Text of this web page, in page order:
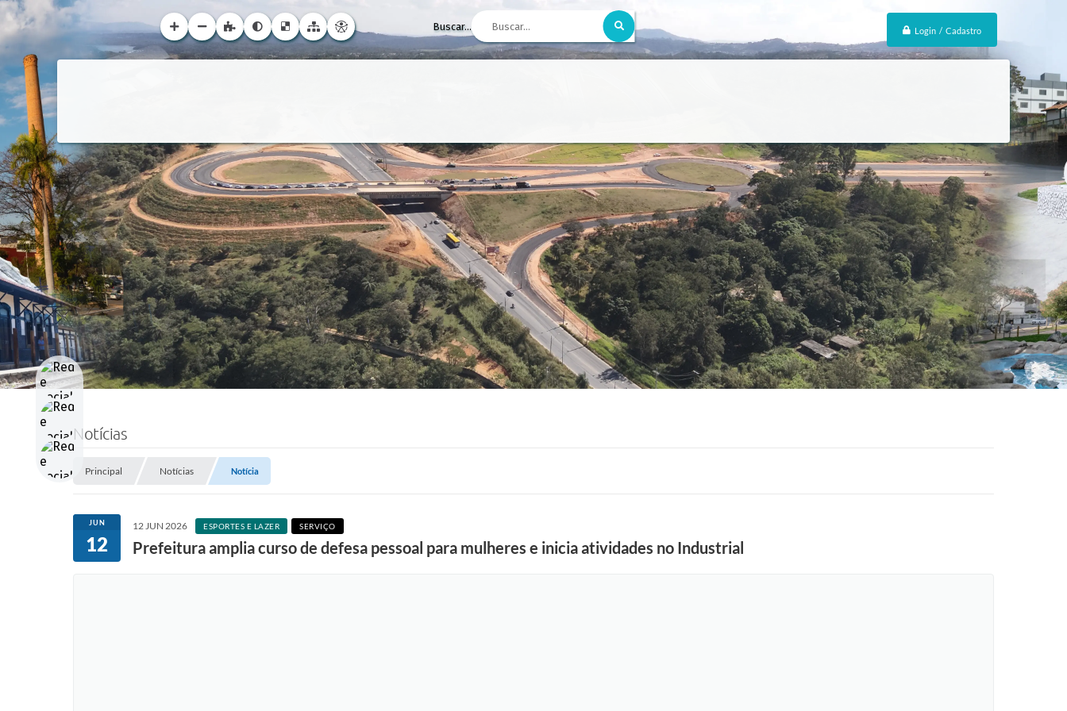
Login / Cadastro
Buscar...
Notícias
Principal Notícias Notícia
JUN
12
12 JUN 2026 ESPORTES E LAZER SERVIÇO
Prefeitura amplia curso de defesa pessoal para mulheres e inicia atividades no Industrial
t
o